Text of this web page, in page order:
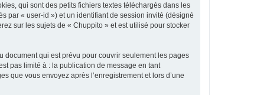
qui sont des petits fichiers textes téléchargés dans les
par « user-id ») et un identifiant de session invité (désigné
sur les sujets de « Chuppito » et est utilisé pour stocker
qui est prévu pour couvrir seulement les pages
pas limité à : la publication de message en tant
que vous envoyez après l’enregistrement et lors d’une